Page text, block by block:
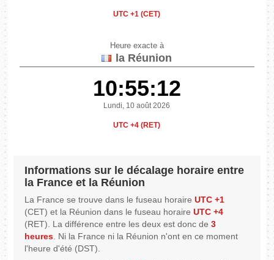
UTC +1 (CET)
Heure exacte à
la Réunion
10:55:12
Lundi, 10 août 2026
UTC +4 (RET)
Informations sur le décalage horaire entre
la France et la Réunion
La France se trouve dans le fuseau horaireUTC +1
(CET) et la Réunion dans le fuseau horaireUTC +4
(RET). La différence entre les deux est donc de3
heures. Ni la France ni la Réunion n'ont en ce moment
l'heure d'été (DST).